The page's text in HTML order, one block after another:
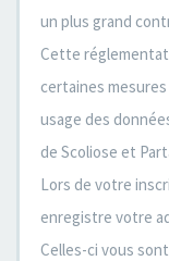
un plus grand
Cette
certaines
usage des
de Scoliose et
Lors de votre
enregistre votre
Celles-ci vous